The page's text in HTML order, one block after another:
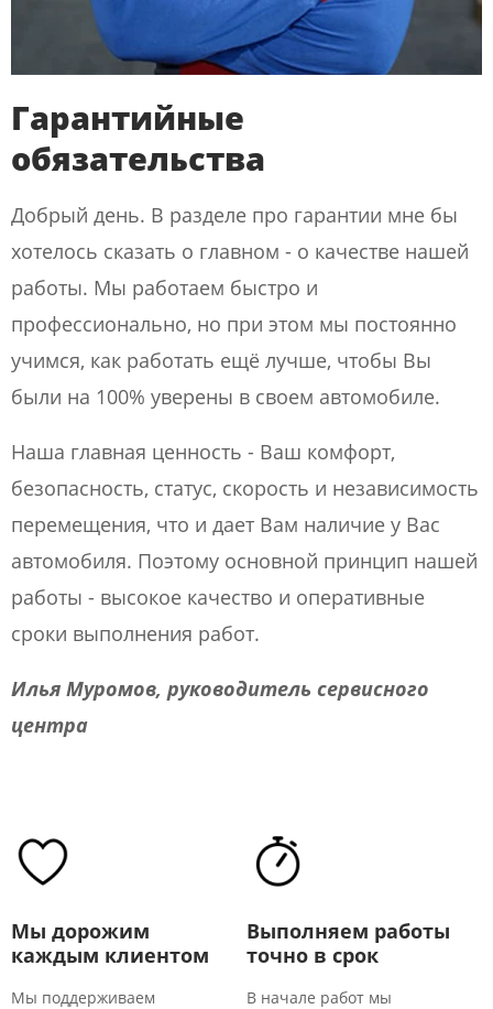
Гарантийные
обязательства
Добрый день. В разделе про гарантии мне бы
хотелось сказать о главном - о качестве нашей
работы. Мы работаем быстро и
профессионально, но при этом мы постоянно
учимся, как работать ещё лучше, чтобы Вы
были на 100% уверены в своем автомобиле.
Наша главная ценность - Ваш комфорт,
безопасность, статус, скорость и независимость
перемещения, что и дает Вам наличие у Вас
автомобиля. Поэтому основной принцип нашей
работы - высокое качество и оперативные
сроки выполнения работ.
Илья Муромов, руководитель сервисного
центра
Мы дорожим
каждым клиентом
Мы поддерживаем
Выполняем работы
точно в срок
В начале работ мы